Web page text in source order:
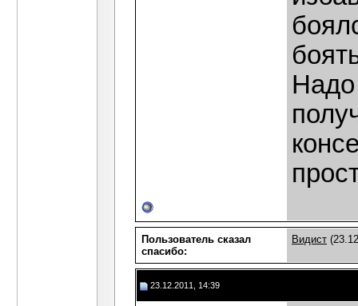
Надо
Пользователь сказал
cпасибо:
Видист
23.12.2011, 14:39